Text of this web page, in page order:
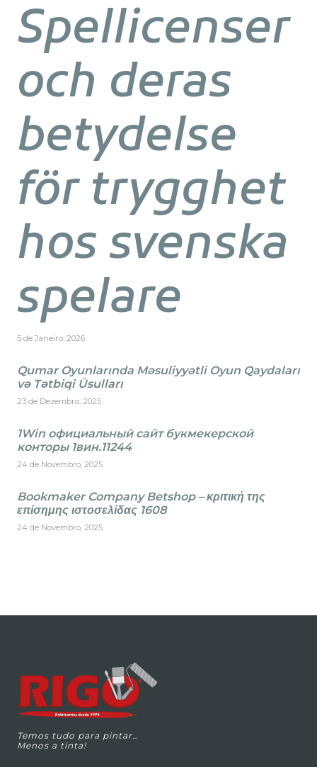
Spellicenser
och deras
betydelse
för trygghet
hos svenska
spelare
5 de Janeiro, 2026
Qumar Oyunlarında Məsuliyyətli Oyun Qaydaları
və Tətbiqi Üsulları
23 de Dezembro, 2025
1Win официальный сайт букмекерской
конторы 1вин.11244
24 de Novembro, 2025
Bookmaker Company Betshop – κριτική της
επίσημης ιστοσελίδας 1608
24 de Novembro, 2025
Temos tudo para pintar…
Menos a tinta!